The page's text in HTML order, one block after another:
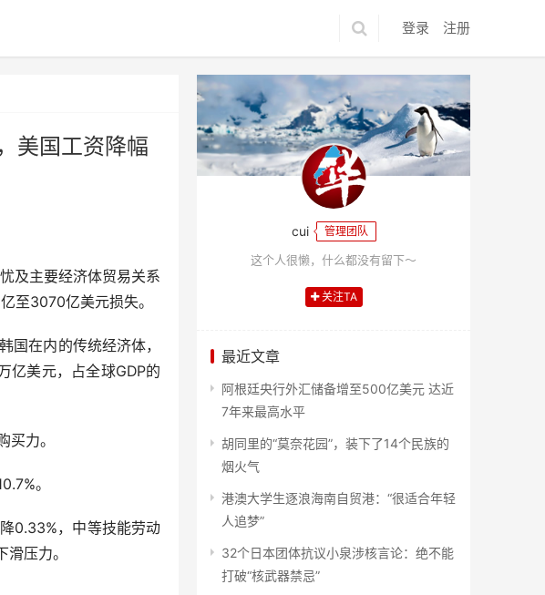
登录 注册
美国工资降幅
及主要经济体贸易关系
至3070亿美元损失。
在内的传统经济体，
亿美元，占全球GDP的
力。
。
0.33%，中等技能劳动
压力。
cui 管理团队
这个人很懒，什么都没有留下～
关注TA
最近文章
阿根廷央行外汇储备增至500亿美元 达近
7年来最高水平
胡同里的“莫奈花园”，装下了14个民族的
烟火气
港澳大学生逐浪海南自贸港：“很适合年轻
人追梦”
32个日本团体抗议小泉涉核言论：绝不能
打破“核武器禁忌”